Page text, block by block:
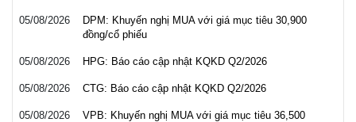
05/08/2026
DPM: Khuyến nghị MUA với giá mục tiêu 30,900
đồng/cổ phiếu
05/08/2026 HPG: Báo cáo cập nhật KQKD Q2/2026
05/08/2026 CTG: Báo cáo cập nhật KQKD Q2/2026
05/08/2026
VPB: Khuyến nghị MUA với giá mục tiêu 36,500